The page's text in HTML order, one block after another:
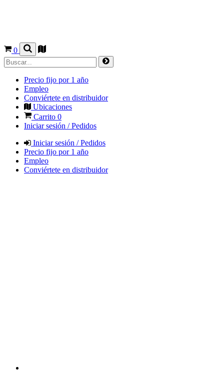
0
Precio fijo por 1 año
Empleo
Conviértete en distribuidor
Ubicaciones
Carrito 0
Iniciar sesión / Pedidos
Iniciar sesión / Pedidos
Precio fijo por 1 año
Empleo
Conviértete en distribuidor